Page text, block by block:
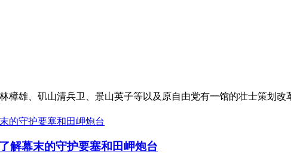
樟雄、矶山清兵卫、景山英子等以及原自由党有一馆的壮士策划改
解幕末的守护要塞和田岬炮台